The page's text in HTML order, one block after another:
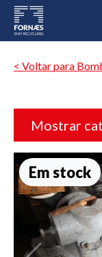
< Voltar para
Mostrar
Em stock